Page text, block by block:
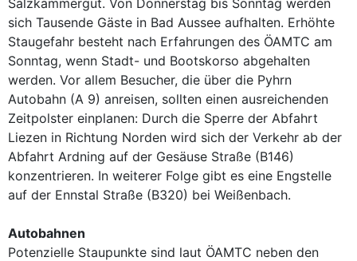
Salzkammergut. Von Donnerstag bis Sonntag werden
sich Tausende Gäste in Bad Aussee aufhalten. Erhöhte
Staugefahr besteht nach Erfahrungen des ÖAMTC am
Sonntag, wenn Stadt- und Bootskorso abgehalten
werden. Vor allem Besucher, die über die Pyhrn
Autobahn (A 9) anreisen, sollten einen ausreichenden
Zeitpolster einplanen: Durch die Sperre der Abfahrt
Liezen in Richtung Norden wird sich der Verkehr ab der
Abfahrt Ardning auf der Gesäuse Straße (B146)
konzentrieren. In weiterer Folge gibt es eine Engstelle
auf der Ennstal Straße (B320) bei Weißenbach.
Autobahnen
Potenzielle Staupunkte sind laut ÖAMTC neben den